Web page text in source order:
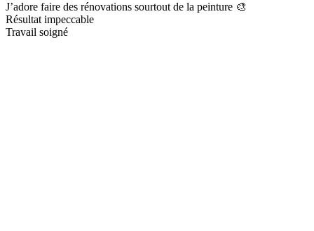
J’adore faire des rénovations sourtout de la peinture 🎨
Résultat impeccable
Travail soigné